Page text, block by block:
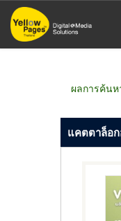
ข้าม
ไป
ผลการค้นห
แคตตาล็อ